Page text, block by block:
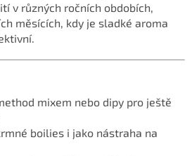
v různých ročních obdobích,
měsících, kdy je sladké aroma
mixem nebo dipy pro ještě
boilies i jako nástraha na